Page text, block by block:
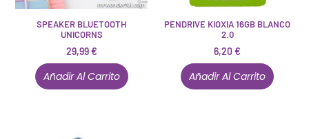
SPEAKER BLUETOOTH
UNICORNS
29,99€
Añadir Al Carrito
PENDRIVE KIOXIA 16GB BLANCO
2.0
6,20€
Añadir Al Carrito